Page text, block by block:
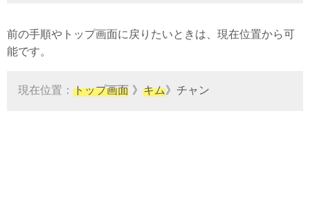
前の手順やトップ画面に戻りたいときは、現在位置から可
能です。
現在位置：トップ画面 》キム》チャン